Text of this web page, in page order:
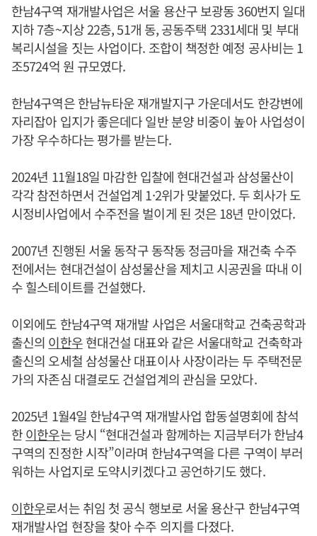
한남4구역 재개발사업은 서울 용산구 보광동 360번지 일대
지하 7층~지상 22층, 51개 동, 공동주택 2331세대 및 부대
복리시설을 짓는 사업이다. 조합이 책정한 예정 공사비는 1
조5724억 원 규모였다.
한남4구역은 한남뉴타운 재개발지구 가운데서도 한강변에
자리잡아 입지가 좋은데다 일반 분양 비중이 높아 사업성이
가장 우수하다는 평가를 받는다.
2024년 11월18일 마감한 입찰에 현대건설과 삼성물산이
각각 참전하면서 건설업계 1·2위가 맞붙었다. 두 회사가 도
시정비사업에서 수주전을 벌이게 된 것은 18년 만이었다.
2007년 진행된 서울 동작구 동작동 정금마을 재건축 수주
전에서는 현대건설이 삼성물산을 제치고 시공권을 따내 이
수 힐스테이트를 건설했다.
이외에도 한남4구역 재개발 사업은 서울대학교 건축공학과
출신의 이한우현대건설 대표와 같은 서울대학교 건축학과
출신의 오세철 삼성물산 대표이사 사장이라는 두 주택전문
가의 자존심 대결로도 건설업계의 관심을 모았다.
2025년 1월4일 한남4구역 재개발사업 합동설명회에 참석
한이한우는 당시 “현대건설과 함께하는 지금부터가 한남4
구역의 진정한 시작”이라며 한남4구역을 다른 구역이 부러
워하는 사업지로 도약시키겠다고 공언하기도 했다.
이한우로서는 취임 첫 공식 행보로 서울 용산구 한남4구역
재개발사업 현장을 찾아 수주 의지를 다졌다.